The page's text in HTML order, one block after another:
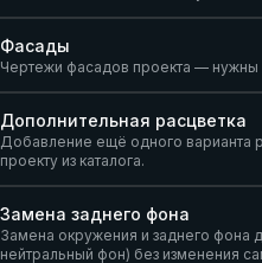
Фасады
Чертежи фасадов проекта —
Дополнительная расцветка
Добавление ещё одного варианта
проекту из каталога.
Замена заднего фона
Замена окружения и заднего фона
нейтральный фон) без изменения